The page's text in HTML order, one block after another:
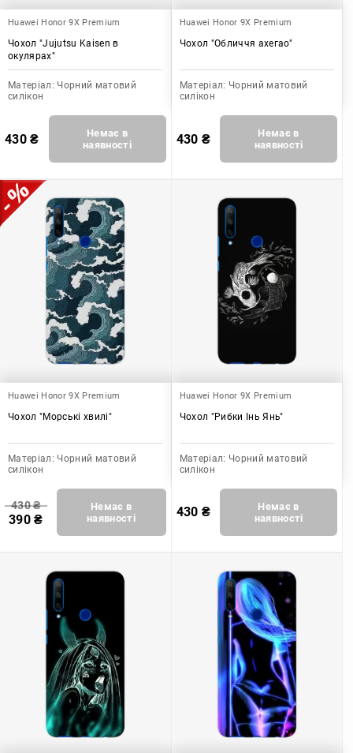
Huawei Honor 9X Premium
Чохол "Jujutsu Kaisen в
окулярах"
Матеріал: Чорний матовий
силікон
430₴
Немає в
наявності
Huawei Honor 9X Premium
Чохол "Обличчя ахегао"
Матеріал: Чорний матовий
силікон
430 ₴
Немає в
наявності
Huawei Honor 9X Premium
Чохол "Морські хвилі"
Матеріал: Чорний матовий
силікон
430₴
390₴
Немає в
наявності
Huawei Honor 9X Premium
Чохол "Рибки Інь Янь"
Матеріал: Чорний матовий
силікон
430 ₴
Немає в
наявності